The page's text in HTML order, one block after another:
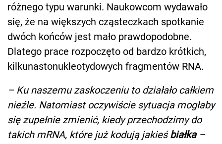
różnego typu warunki. Naukowcom wydawało
się, że na większych cząsteczkach spotkanie
dwóch końców jest mało prawdopodobne.
Dlatego prace rozpoczęto od bardzo krótkich,
kilkunastonukleotydowych fragmentów RNA.
– Ku naszemu zaskoczeniu to działało całkiem
nieźle. Natomiast oczywiście sytuacja mogłaby
się zupełnie zmienić, kiedy przechodzimy do
takich mRNA, które już kodują jakieśbiałka–